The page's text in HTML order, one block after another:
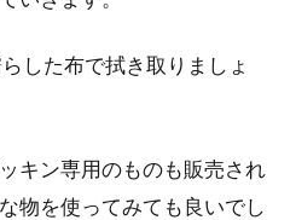
した布で拭き取りましょ
キン専用のものも販売され
物を使ってみても良いでし